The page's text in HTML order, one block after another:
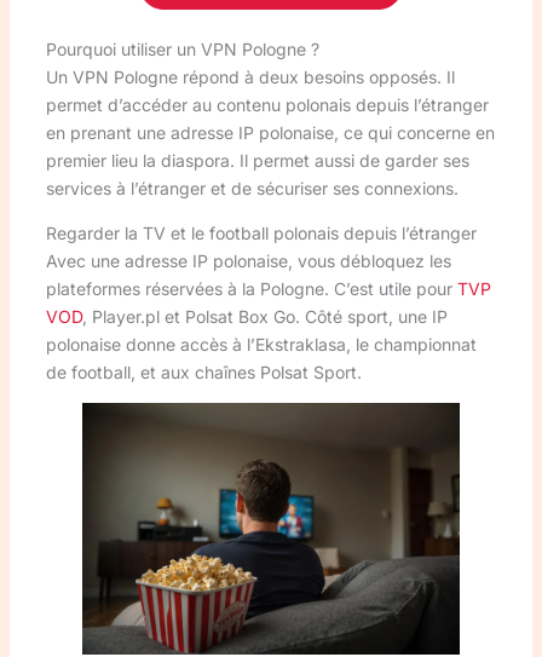
Pourquoi utiliser un VPN Pologne ?
Un VPN Pologne répond à deux besoins opposés. Il
permet d’accéder au contenu polonais depuis l’étranger
en prenant une adresse IP polonaise, ce qui concerne en
premier lieu la diaspora. Il permet aussi de garder ses
services à l’étranger et de sécuriser ses connexions.
Regarder la TV et le football polonais depuis l’étranger
Avec une adresse IP polonaise, vous débloquez les
plateformes réservées à la Pologne. C’est utile pour TVP
VOD, Player.pl et Polsat Box Go. Côté sport, une IP
polonaise donne accès à l’Ekstraklasa, le championnat
de football, et aux chaînes Polsat Sport.